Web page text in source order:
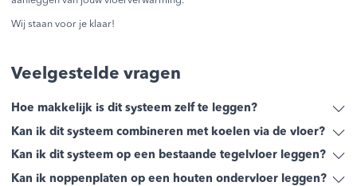
Wij staan voor je klaar!
Veelgestelde vragen
Hoe makkelijk is dit systeem zelf te leggen?
Kan ik dit systeem combineren met koelen via de vloer?
Kan ik dit systeem op een bestaande tegelvloer leggen?
Kan ik noppenplaten op een houten ondervloer leggen?